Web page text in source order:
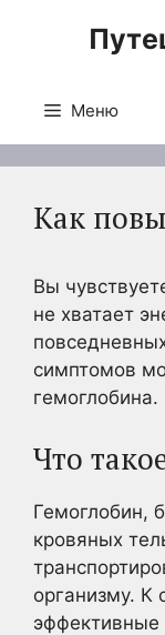
Меню
Как
Вы
не хватает
симптомов
гемоглобина.
Что
Гемоглобин,
кровяных
организму. К